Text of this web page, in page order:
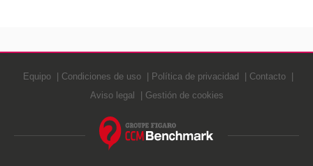
Equipo Condiciones de uso Política de privacidad
Contacto
Aviso legal
Gestión de cookies